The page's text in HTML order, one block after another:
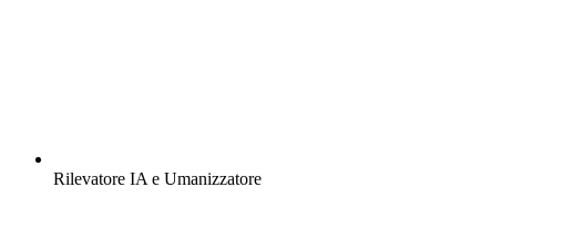
Rilevatore IA e Umanizzatore